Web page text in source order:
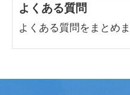
よくある質問
よくある質問をまとめま